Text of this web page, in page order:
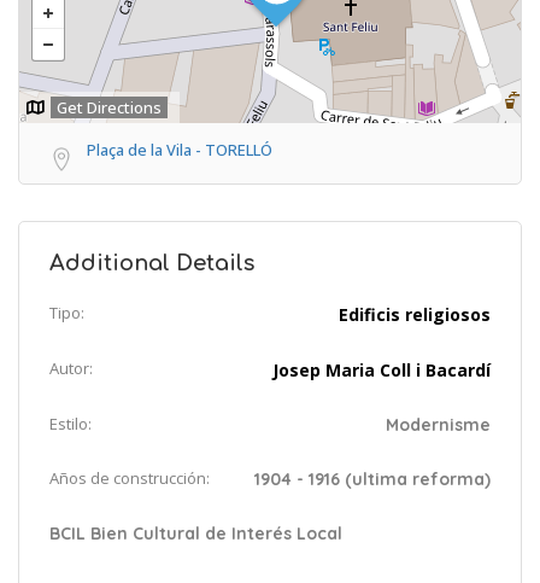
Get Directions
Plaça de la Vila - TORELLÓ
Additional Details
Tipo: Edificis religiosos
Autor: Josep Maria Coll i Bacardí
Estilo: Modernisme
Años de construcción: 1904 - 1916 (ultima reforma)
BCIL Bien Cultural de Interés Local